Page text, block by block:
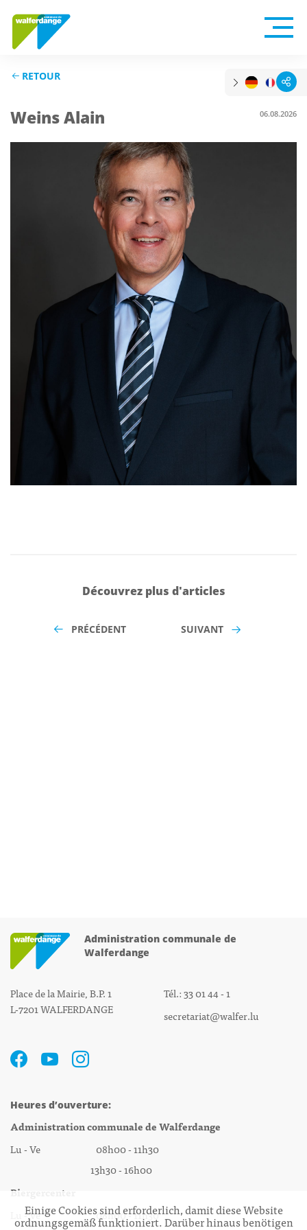
RETOUR
Weins Alain 06.08.2026
Découvrez plus d'articles
PRÉCÉDENT SUIVANT
Administration communale de
Walferdange
Place de la Mairie, B.P. 1
L-7201 WALFERDANGE
Tél.: 33 01 44 - 1
secretariat@walfer.lu
Heures d’ouverture:
Administration communale de Walferdange
Lu - Ve 08h00 - 11h30
13h30 - 16h00
Biergercenter
Lu - Ve 08h00 - 11h30
Einige Cookies sind erforderlich, damit diese Website
ordnungsgemäß funktioniert. Darüber hinaus benötigen